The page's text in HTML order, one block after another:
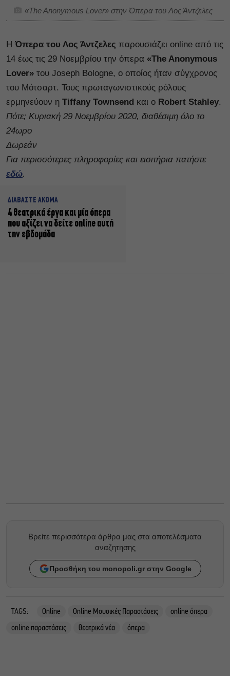
«The Anonymous Lover» στην Όπερα του Λος Άντζελες
Η Όπερα του Λος Άντζελες παρουσιάζει online από τις
14 έως τις 29 Νοεμβρίου την όπερα «The Anonymous
Lover» του Joseph Bologne, ο οποίος ήταν σύγχρονος
του Μότσαρτ. Τους πρωταγωνιστικούς ρόλους
ερμηνεύουν η Tiffany Townsend και ο Robert Stahley.
Πότε; Κυριακή 29 Νοεμβρίου 2020, διαθέσιμη όλο το
24ωρο
Δωρεάν
Για περισσότερες πληροφορίες και εισιτήρια πατήστε
εδώ.
ΔΙΑΒΑΣΤΕ ΑΚΟΜΑ
4 θεατρικά έργα και μία όπερα
που αξίζει να δείτε online αυτή
την εβδομάδα
Βρείτε περισσότερα άρθρα μας στα αποτελέσματα
αναζητησης
Προσθήκη του monopoli.gr στην Google
TAGS: Online Online Μουσικές Παραστάσεις
online όπερα
online παραστάσεις
θεατρικά νέα όπερα